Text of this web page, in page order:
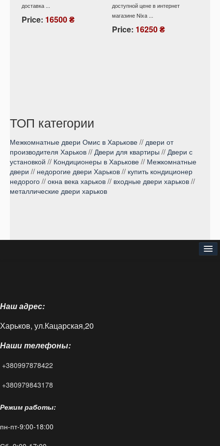
доставка ...
Price: 16500 ₴
доступной цене в интернет
магазине Nixa ...
Price: 16250 ₴
ТОП категории
Межкомнатные двери Омис в Харькове // двери от
производителя Харьков // Двери для квартиры // Двери с
установкой // Кондиционеры в Харькове // Межкомнатные
двери // недорогие двери Харьков // купить кондиционер
недорого // окна века харьков // входные двери харьков //
металлические двери харьков
Доставка и оплата
Блог
FAQ
Контакты
Наш адрес:
Харьков, ул.Кацарская,20
Наши телефоны:
+380997878422
+380979843178
Режим работы:
пн-пт-9:00-18:00